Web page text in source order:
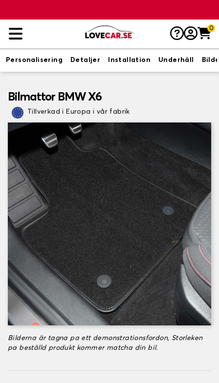
0
Personalisering Detaljer Installation Underhåll
Bilmattor BMW X6
Tillverkad i Europa i vår fabrik
Bilderna är tagna pa ett demonstrationsfordon, Storleken
pa beställd produkt kommer matcha din bil.